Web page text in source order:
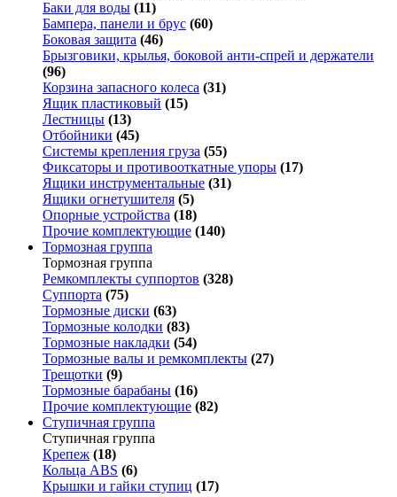
Баки для воды (11)
Бампера, панели и брус (60)
Боковая защита (46)
Брызговики, крылья, боковой анти-спрей и держатели
(96)
Корзина запасного колеса (31)
Ящик пластиковый (15)
Лестницы (13)
Отбойники (45)
Системы крепления груза (55)
Фиксаторы и противооткатные упоры (17)
Ящики инструментальные (31)
Ящики огнетушителя (5)
Опорные устройства (18)
Прочие комплектующие (140)
Тормозная группа
Тормозная группа
Ремкомплекты суппортов (328)
Суппорта (75)
Тормозные диски (63)
Тормозные колодки (83)
Тормозные накладки (54)
Тормозные валы и ремкомплекты (27)
Трещотки (9)
Тормозные барабаны (16)
Прочие комплектующие (82)
Ступичная группа
Ступичная группа
Крепеж (18)
Кольца ABS (6)
Крышки и гайки ступиц (17)